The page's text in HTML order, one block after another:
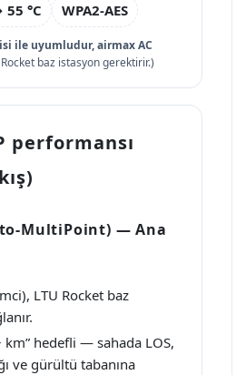
°C WPA2-AES
ile uyumludur, airmax AC
Rocket baz istasyon gerektirir.)
performansı
MultiPoint) — Ana
LTU Rocket baz
km” hedefli — sahada LOS,
ve gürültü tabanına